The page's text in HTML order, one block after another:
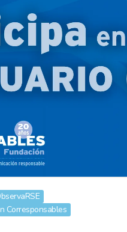
Corresponsables